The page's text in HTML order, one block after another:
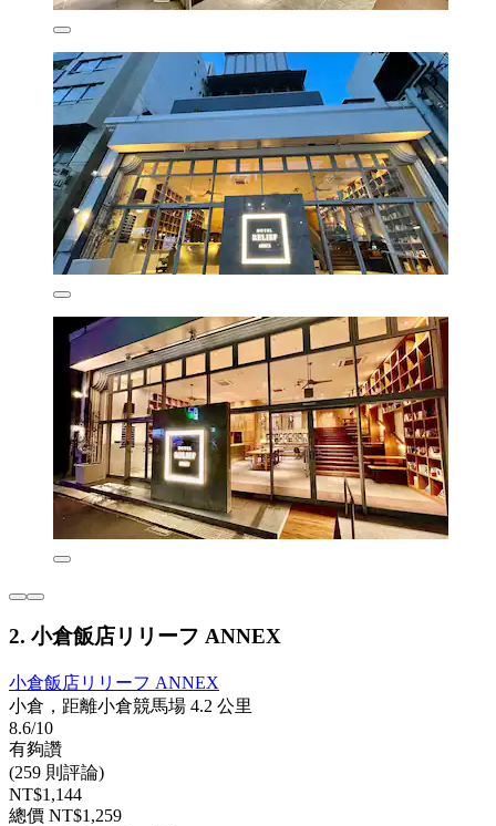
2. 小倉飯店リリーフ ANNEX
小倉飯店リリーフ ANNEX
小倉，距離小倉競馬場 4.2 公里
8.6/10
有夠讚
(259 則評論)
NT$1,144
總價 NT$1,259